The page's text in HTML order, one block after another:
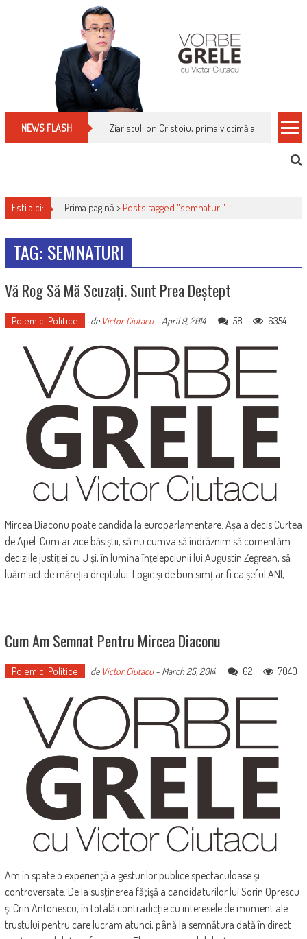
NEWS FLASH Ziaristul Ion Cristoiu, prima victimă a noi
Esti aici: Prima pagină > Posts tagged "semnaturi"
TAG: SEMNATURI
Vă Rog Să Mă Scuzați. Sunt Prea Deștept
Polemici Politice de Victor Ciutacu-April 9, 2014 58 6354
Mircea Diaconu poate candida la europarlamentare. Așa a decis Curtea
de Apel. Cum ar zice băsiștii, să nu cumva să îndrăznim să comentăm
deciziile justiției cu J și, în lumina înțelepciunii lui Augustin Zegrean, să
luăm act de măreția dreptului. Logic și de bun simț ar fi ca șeful ANI,
Cum Am Semnat Pentru Mircea Diaconu
Polemici Politice de Victor Ciutacu- March 25, 2014 62 7040
Am în spate o experienţă a gesturilor publice spectaculoase şi
controversate. De la susţinerea făţişă a candidaturilor lui Sorin Oprescu
şi Crin Antonescu, în totală contradicţie cu interesele de moment ale
trustului pentru care lucram atunci, până la semnătura dată în direct